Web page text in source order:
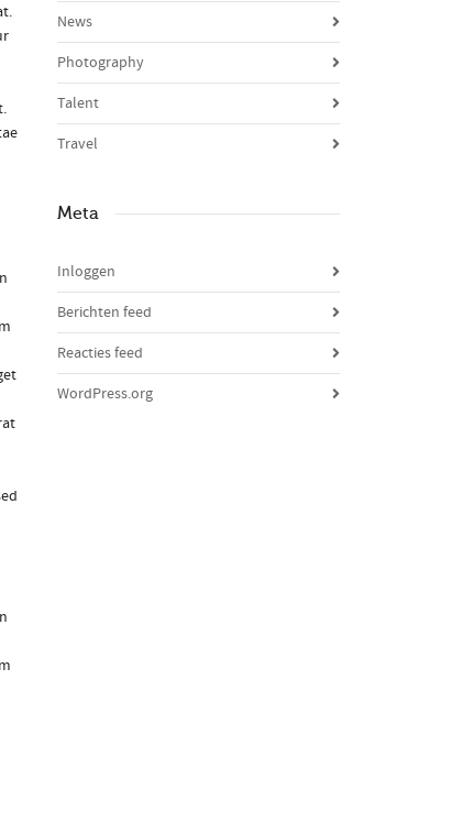
News
Photography
Talent
Travel
Meta
Inloggen
Berichten feed
Reacties feed
WordPress.org